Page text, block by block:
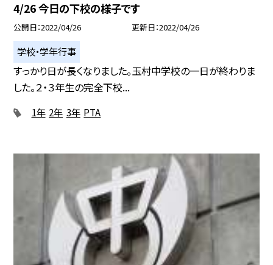
4/26 今日の下校の様子です
公開日 2022/04/26 更新日 2022/04/26
学校・学年行事
すっかり日が長くなりました。玉村中学校の一日が終わりま
した。２・３年生の完全下校...
1年 2年 3年 PTA